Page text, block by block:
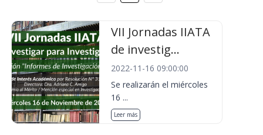
VII Jornadas IIATA
de investig...
2022-11-16 09:00:00
Se realizarán el miércoles
16 ...
Leer más